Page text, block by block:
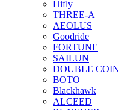
Hifly
THREE-A
AEOLUS
Goodride
FORTUNE
SAILUN
DOUBLE COIN
BOTO
Blackhawk
ALCEED